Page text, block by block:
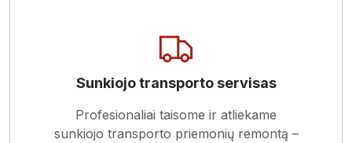
Sunkiojo transporto servisas
Profesionaliai taisome ir atliekame
sunkiojo transporto priemonių remontą –